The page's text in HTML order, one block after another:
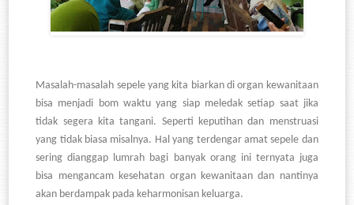
Masalah-masalah sepele yang kita biarkan di organ kewanitaan
bisa menjadi bom waktu yang siap meledak setiap saat jika
tidak segera kita tangani. Seperti keputihan dan menstruasi
yang tidak biasa misalnya. Hal yang terdengar amat sepele dan
sering dianggap lumrah bagi banyak orang ini ternyata juga
bisa mengancam kesehatan organ kewanitaan dan nantinya
akan berdampak pada keharmonisan keluarga.